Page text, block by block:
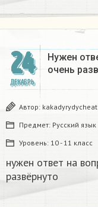
24
ДЕКАБРЬ
Нужен
очень
Автор: kakadyrydycheat
Предмет: Русский язык
Уровень: 10 - 11 класс
нужен ответ на
развёрнуто